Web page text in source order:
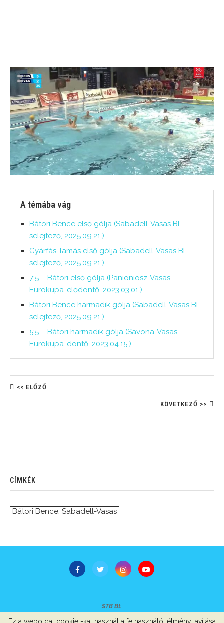
A témába vág
Bátori Bence első gólja (Sabadell-Vasas BL-
selejtező, 2025.09.21.)
Gyárfás Tamás első gólja (Sabadell-Vasas BL-
selejtező, 2025.09.21.)
7:5 – Bátori első gólja (Panioniosz-Vasas
Eurokupa-elődöntő, 2023.03.01.)
Bátori Bence harmadik gólja (Sabadell-Vasas BL-
selejtező, 2025.09.21.)
5:5 – Bátori harmadik gólja (Savona-Vasas
Eurokupa-döntő, 2023.04.15.)
<< ELŐZŐ
KÖVETKEZŐ >>
CÍMKÉK
Bátori Bence Sabadell-Vasas
STB Bt.
Minden jog fenntartva © 2007-2022